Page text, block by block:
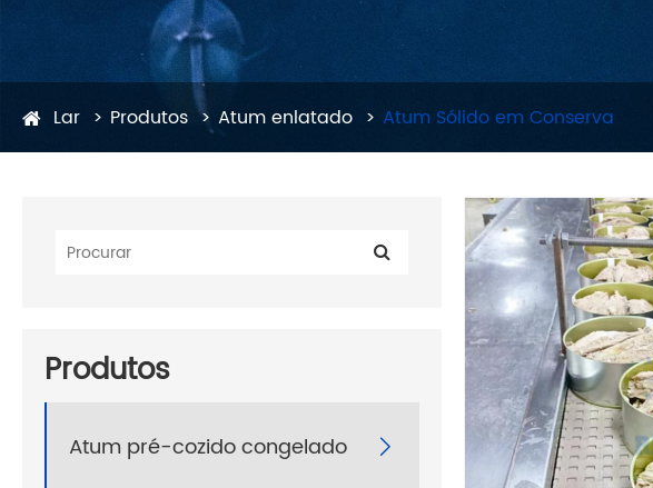
Lar Produtos Atum enlatado Atum Sólido em Conserva
Produtos
Atum pré-cozido congelado 